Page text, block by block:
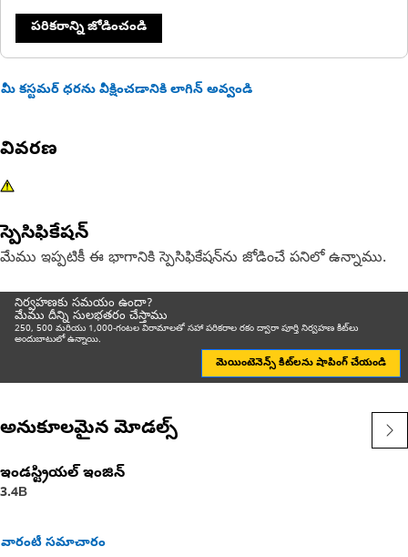
పరికరాన్ని జోడించండి
మీ కస్టమర్ ధరను వీక్షించడానికి లాగిన్ అవ్వండి
వివరణ
స్పెసిఫికేషన్
మేము ఇప్పటికీ ఈ భాగానికి స్పెసిఫికేషన్‌ను జోడించే పనిలో ఉన్నాము.
నిర్వహణకు సమయం ఉందా?
మేము దీన్ని సులభతరం చేస్తాము
250, 500 మరియు 1,000-గంటల విరామాలతో సహా పరికరాల రకం ద్వారా పూర్తి నిర్వహణ కిట్‌లు
అందుబాటులో ఉన్నాయి.
మెయింటెనెన్స్ కిట్‌లను షాపింగ్ చేయండి
అనుకూలమైన మోడల్స్
ఇండస్ట్రియల్ ఇంజిన్
3.4B
వారంటీ సమాచారం